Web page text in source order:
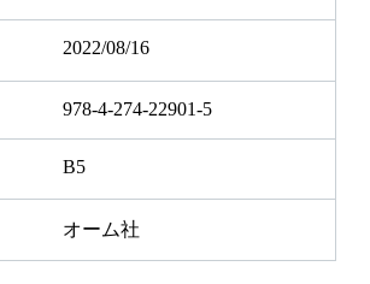
2022/08/16
978-4-274-22901-5
B5
オーム社